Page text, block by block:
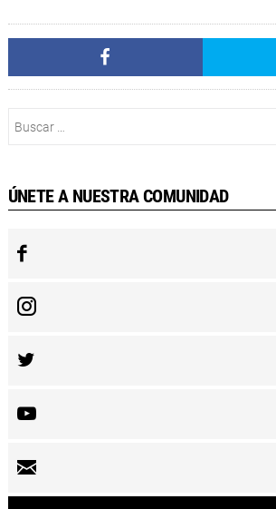
ÚNETE A NUESTRA COMUNIDAD